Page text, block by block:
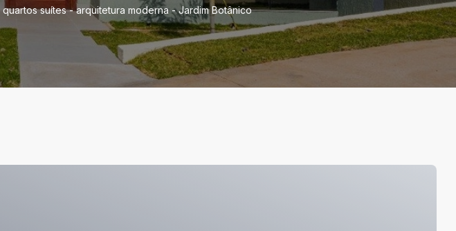
suítes - arquitetura moderna - Jardim Botânico